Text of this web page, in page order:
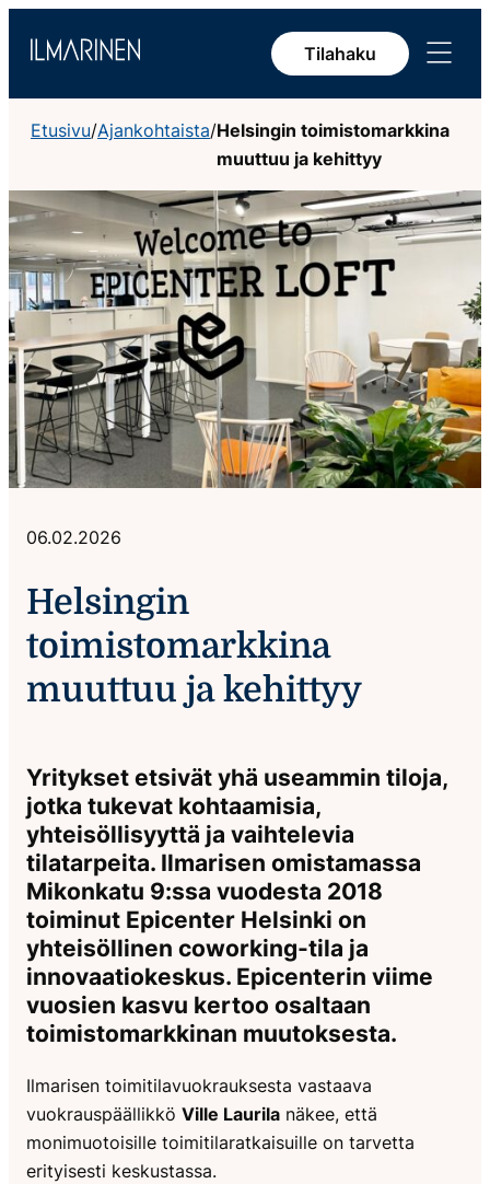
sisältöön
Tilahaku
Avaa
valikko
Etusivu/Ajankohtaista/Helsingin toimistomarkkina
muuttuu ja kehittyy
Helsingin
toimistomarkkina
muuttuu ja kehittyy
06.02.2026
Yritykset etsivät yhä useammin tiloja,
jotka tukevat kohtaamisia,
yhteisöllisyyttä ja vaihtelevia
tilatarpeita. Ilmarisen omistamassa
Mikonkatu 9:ssa vuodesta 2018
toiminut Epicenter Helsinki on
yhteisöllinen coworking-tila ja
innovaatiokeskus. Epicenterin viime
vuosien kasvu kertoo osaltaan
toimistomarkkinan muutoksesta.
Ilmarisen toimitilavuokrauksesta vastaava
vuokrauspäällikkö Ville Laurila näkee, että
monimuotoisille toimitilaratkaisuille on tarvetta
erityisesti keskustassa.